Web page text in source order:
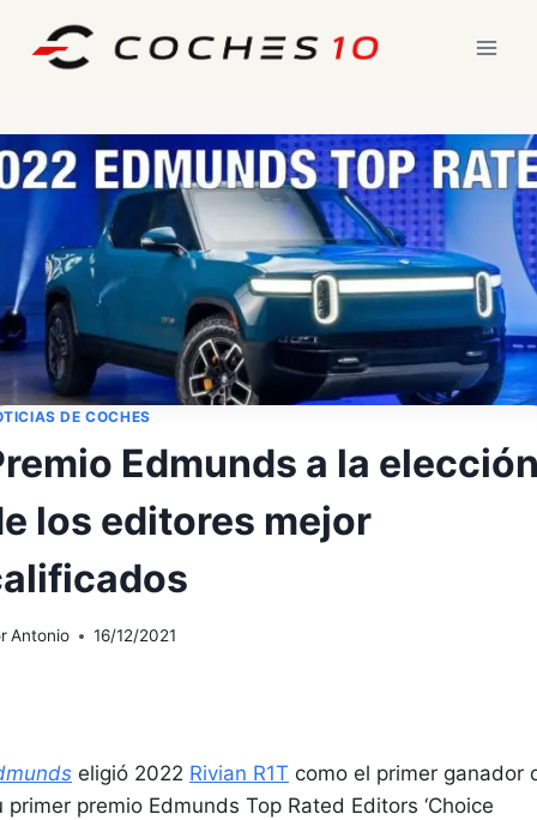
DE COCHES
Edmunds a la
los editores mejor
Antonio 16/12/2021
eligió 2022 Rivian R1T como el primer ganador
primer premio Edmunds Top Rated Editors ‘Choice